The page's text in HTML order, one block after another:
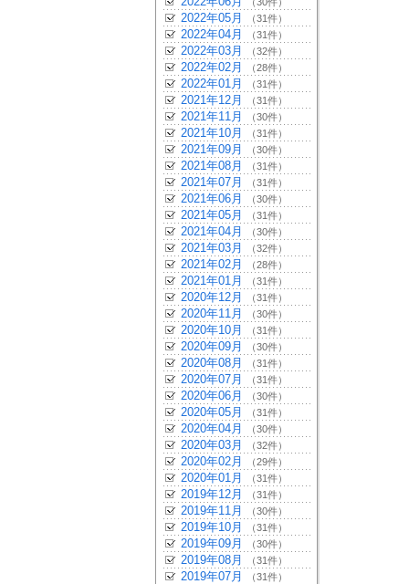
2022年05月 （31件）
2022年04月 （31件）
2022年03月 （32件）
2022年02月 （28件）
2022年01月 （31件）
2021年12月 （31件）
2021年11月 （30件）
2021年10月 （31件）
2021年09月 （30件）
2021年08月 （31件）
2021年07月 （31件）
2021年06月 （30件）
2021年05月 （31件）
2021年04月 （30件）
2021年03月 （32件）
2021年02月 （28件）
2021年01月 （31件）
2020年12月 （31件）
2020年11月 （30件）
2020年10月 （31件）
2020年09月 （30件）
2020年08月 （31件）
2020年07月 （31件）
2020年06月 （30件）
2020年05月 （31件）
2020年04月 （30件）
2020年03月 （32件）
2020年02月 （29件）
2020年01月 （31件）
2019年12月 （31件）
2019年11月 （30件）
2019年10月 （31件）
2019年09月 （30件）
2019年08月 （31件）
2019年07月 （31件）